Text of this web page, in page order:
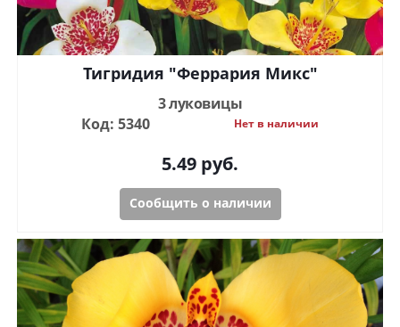
Тигридия "Феррария Микс"
3 луковицы
Код: 5340
Нет в наличии
5.49 руб.
Сообщить о наличии